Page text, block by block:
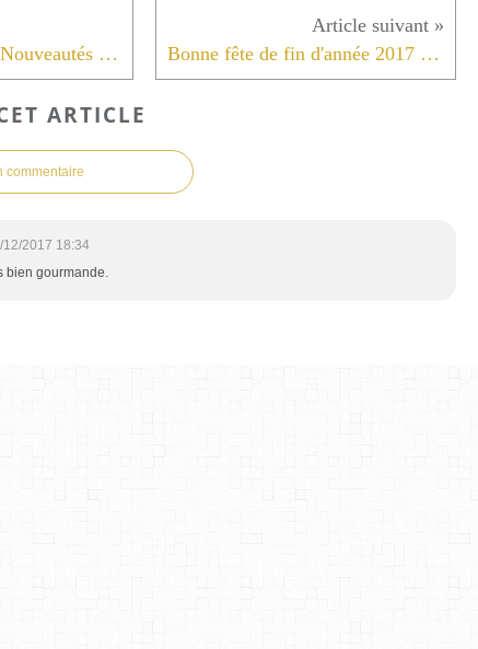
Concours de noël : Nouveautés fruitées ( Il était un Fruit ) le fruit qu'on croque à tout moment . Bonne fête de fin d'année 2017 , la gourmandise n'attend pas .
ARTICLE
commentaire
12/2017 18:34
bien gourmande.